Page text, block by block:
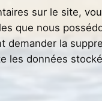
sur le site,
que nous
demander la
les données